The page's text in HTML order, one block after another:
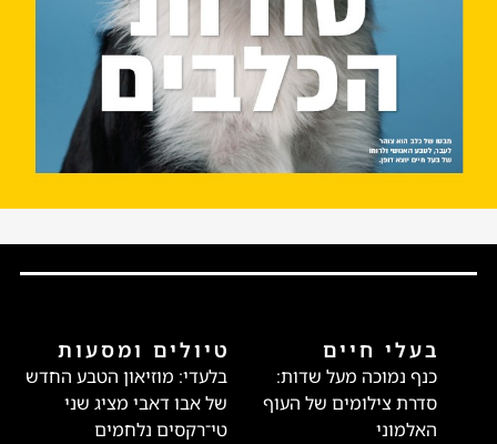
בעלי חיים
כנף נמוכה מעל שדות:
סדרת צילומים של העוף
האלמוני
טיולים ומסעות
בלעדי: מוזיאון הטבע החדש
של אבו דאבי מציג שני
טי־רקסים נלחמים